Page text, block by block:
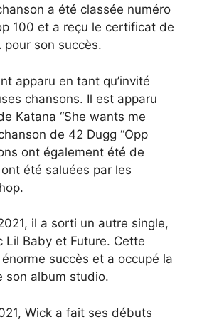
a été classée numéro
100 et a reçu le certificat de
pour son succès.
apparu en tant qu’invité
chansons. Il est apparu
Katana “She wants me
de 42 Dugg “Opp
ont également été de
été saluées par les
il a sorti un autre single,
Lil Baby et Future. Cette
succès et a occupé la
son album studio.
Wick a fait ses débuts